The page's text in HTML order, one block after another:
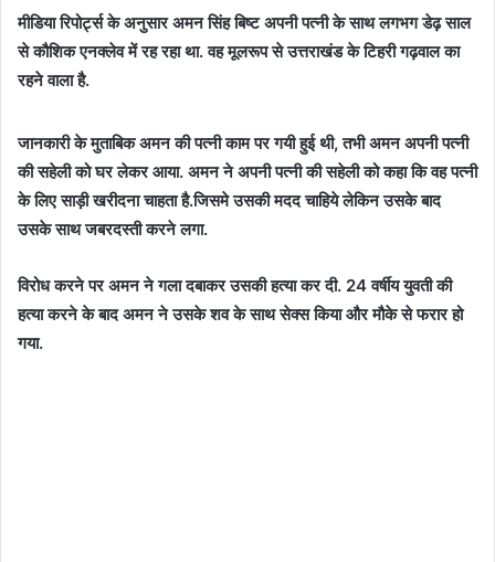
मीडिया रिपोर्ट्स के अनुसार अमन सिंह बिष्ट अपनी पत्नी के साथ लगभग डेढ़ साल
से कौशिक एनक्लेव में रह रहा था. वह मूलरूप से उत्तराखंड के टिहरी गढ़वाल का
रहने वाला है.
जानकारी के मुताबिक अमन की पत्नी काम पर गयी हुई थी, तभी अमन अपनी पत्नी
की सहेली को घर लेकर आया. अमन ने अपनी पत्नी की सहेली को कहा कि वह पत्नी
के लिए साड़ी खरीदना चाहता है.जिसमे उसकी मदद चाहिये लेकिन उसके बाद
उसके साथ जबरदस्ती करने लगा.
विरोध करने पर अमन ने गला दबाकर उसकी हत्या कर दी. 24 वर्षीय युवती की
हत्या करने के बाद अमन ने उसके शव के साथ सेक्स किया और मौके से फरार हो
गया.